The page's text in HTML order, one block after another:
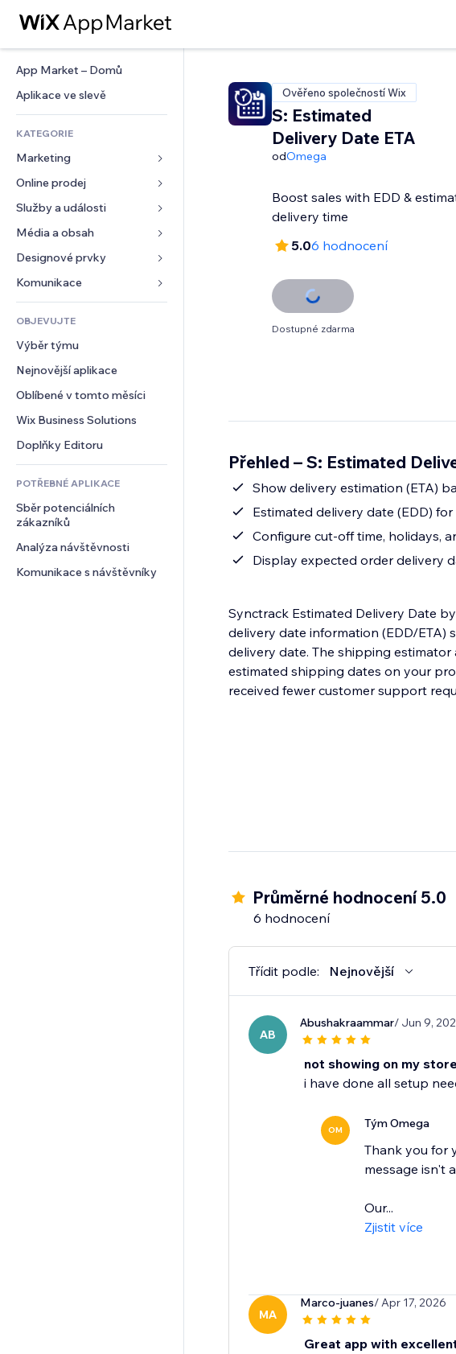
App Market – Domů
Aplikace ve slevě
KATEGORIE
Marketing
Reklamy
Mobilní zařízení
Analytika
Výpisy webu
E‑mail
Online prodej
Aplikace pro obchody
Doprava a doručení
Tlačítka pro prodej
Účetnictví
Kupóny a věrnostní programy
Skladování
Jídlo a nápoje
Služby a události
Ubytování
Události
Restaurace
Nemovitosti
Rezervace
Média a obsah
Galerie
Hudba
Podcasty
Fotografie
Video
PDF
Sdílení souborů
Novinky
Designové prvky
Mapy a navigace
Soukromí a bezpečnost
Hodiny
Šablony stránek
Efekty pro obrázky
Tlačítka a nabídky
Bannery a odznaky
Kalkulačky
Vyhledávání
Počasí
Tabulky a grafy
Formuláře
Ankety
Chat
Komentáře
Telefon
Komunita
Reference a recenze
CRM
OBJEVUJTE
Výběr týmu
Nejnovější aplikace
Oblíbené v tomto měsíci
Wix Business Solutions
Doplňky Editoru
POTŘEBNÉ APLIKACE
Sběr potenciálních
zákazníků
Analýza návštěvnosti
Komunikace s návštěvníky
Ověřeno společností Wix
S: Estimated
Delivery Date ETA
odOmega
Boost sales with EDD &
delivery time
5.06 hodnocení
Dostupné zdarma
Přehled – S: Estimated
Show delivery estimation (ETA)
Estimated delivery date (EDD)
Configure cut-off time, holidays,
Display expected order delivery
Synctrack Estimated Delivery Date
delivery date information (EDD/ETA)
delivery date. The shipping
estimated shipping dates on your
received fewer customer support
Průměrné hodnocení 5.0
6 hodnocení
Třídit podle: Nejnovější
AB
Abushakraammar/ Jun 9,
not showing on my store
i have done all setup
OM Tým Omega
Thank you for
message isn't
Our...
Zjistit více
MA
Marco-juanes/ Apr 17, 2026
Great app with